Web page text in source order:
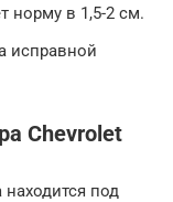
норму в 1,5-2 см.
исправной
Chevrolet
под